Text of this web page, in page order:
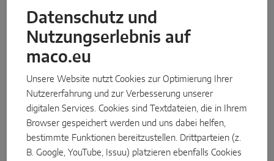
Kontaktanfrage Lohnfertigung
ab sofort verfügbar
Datenschutz und
Nutzungserlebnis auf
maco.eu
Unsere Website nutzt Cookies zur Optimierung Ihrer
Nutzererfahrung und zur Verbesserung unserer
digitalen Services. Cookies sind Textdateien, die in Ihrem
Browser gespeichert werden und uns dabei helfen,
bestimmte Funktionen bereitzustellen. Drittparteien (z.
B. Google, YouTube, Issuu) platzieren ebenfalls Cookies